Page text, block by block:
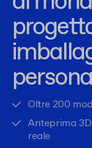
Oltre 200
Anteprima
reale